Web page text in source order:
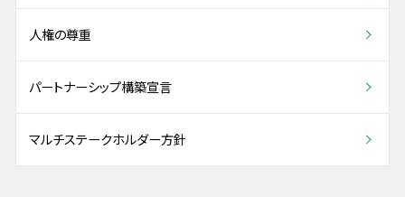
人権の尊重
パートナーシップ構築宣言
マルチステークホルダー方針